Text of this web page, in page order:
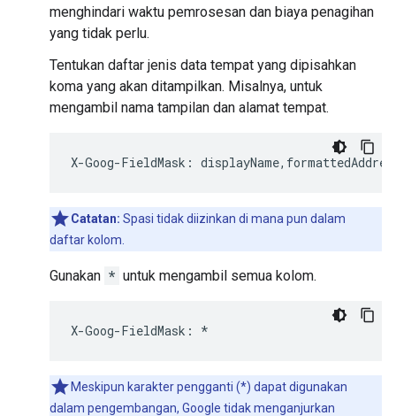
menghindari waktu pemrosesan dan biaya penagihan
yang tidak perlu.
Tentukan daftar jenis data tempat yang dipisahkan
koma yang akan ditampilkan. Misalnya, untuk
mengambil nama tampilan dan alamat tempat.
X-Goog-FieldMask : displayName,
Catatan: Spasi tidak diizinkan di mana pun dalam
daftar kolom.
Gunakan * untuk mengambil semua kolom.
X-Goog-FieldMask : *
Meskipun karakter pengganti (*) dapat digunakan
dalam pengembangan, Google tidak menganjurkan